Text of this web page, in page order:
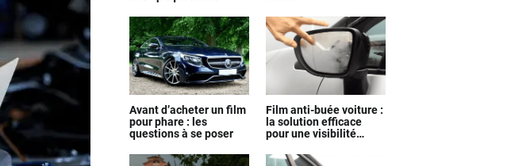
Avant d’acheter un film
pour phare : les
questions à se poser
Film anti-buée voiture :
la solution efficace
pour une visibilité